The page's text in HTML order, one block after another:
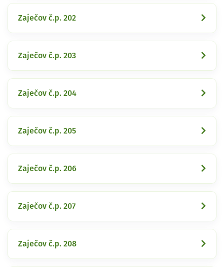
Zaječov č.p. 202
Zaječov č.p. 203
Zaječov č.p. 204
Zaječov č.p. 205
Zaječov č.p. 206
Zaječov č.p. 207
Zaječov č.p. 208